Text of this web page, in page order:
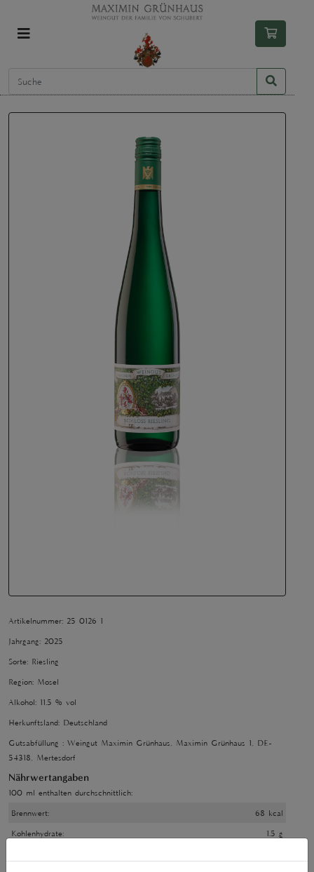
Artikelnummer: 25 0126 1
Jahrgang: 2025
Sorte: Riesling
Region: Mosel
Alkohol: 11.5 % vol
Herkunftsland: Deutschland
Gutsabfüllung : Weingut Maximin Grünhaus, Maximin Grünhaus 1, DE-
54318, Mertesdorf
Nährwertangaben
100 ml enthalten durchschnittlich:
Brennwert:
68 kcal
Kohlenhydrate:
1.5 g